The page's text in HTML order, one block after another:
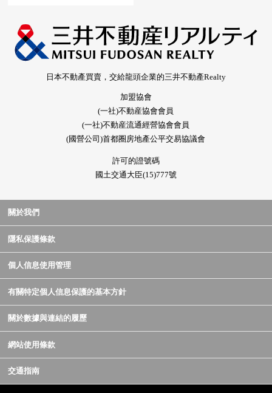
日本不動產買賣，交給龍頭企業的三井不動產Realty
加盟協會
(一社)不動産協會會員
(一社)不動産流通經營協會會員
(國營公司)首都圈房地產公平交易協議會
許可的證號碼
國土交通大臣(15)777號
關於我們
隱私保護條款
個人信息使用管理
有關特定個人信息保護的基本方針
關於數據與連結的履歷
網站使用條款
交通指南